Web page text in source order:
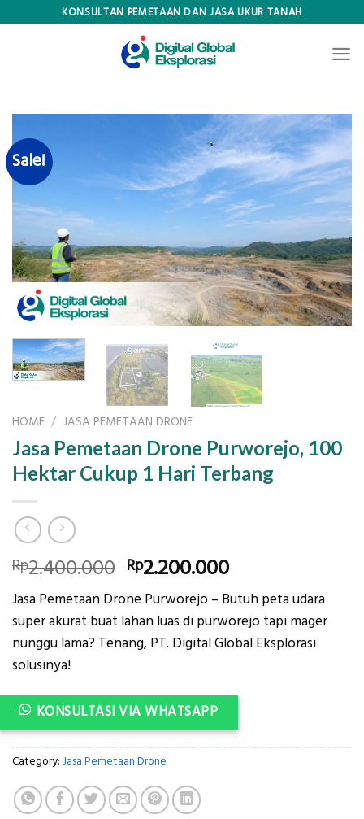
KONSULTAN PEMETAAN DAN JASA UKUR TANAH
Sale!
HOME / JASA PEMETAAN DRONE
Jasa Pemetaan Drone Purworejo, 100
Hektar Cukup 1 Hari Terbang
Rp2.400.000 Original
price
was:
Rp2.400.000.
Rp2.200.000Current
price
is:
Rp2.200.000.
Jasa Pemetaan Drone Purworejo – Butuh peta udara
super akurat buat lahan luas di purworejo tapi mager
nunggu lama? Tenang, PT. Digital Global Eksplorasi
solusinya!
KONSULTASI VIA WHATSAPP
Category: Jasa Pemetaan Drone